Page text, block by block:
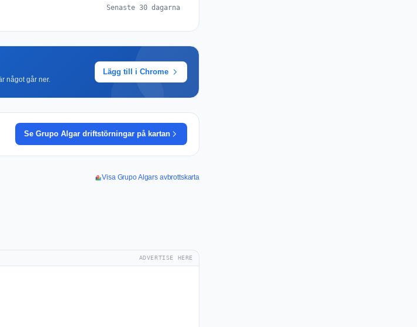
Senaste 30 dagarna
något går ner.
Lägg till i Chrome
Se Grupo Algar driftstörningar på kartan
Visa Grupo Algars avbrottskarta
ADVERTISE HERE